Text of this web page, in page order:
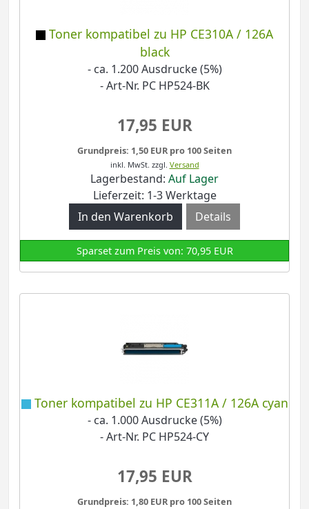
Toner kompatibel zu HP CE310A / 126A
black
- ca. 1.200 Ausdrucke (5%)
- Art-Nr. PC HP524-BK
17,95 EUR
Grundpreis: 1,50 EUR pro 100 Seiten
inkl. MwSt. zzgl. Versand
Lagerbestand: Auf Lager
Lieferzeit: 1-3 Werktage
Details
Sparset zum Preis von: 70,95 EUR
Toner kompatibel zu HP CE311A / 126A cyan
- ca. 1.000 Ausdrucke (5%)
- Art-Nr. PC HP524-CY
17,95 EUR
Grundpreis: 1,80 EUR pro 100 Seiten